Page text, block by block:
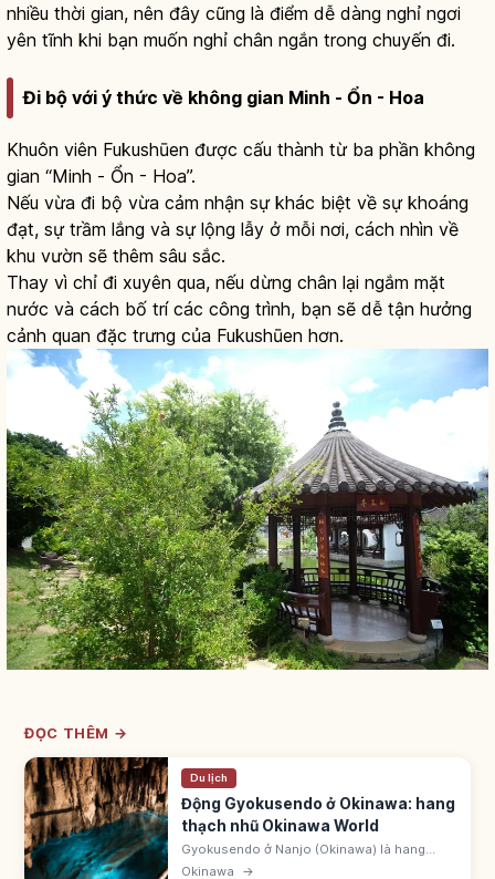
nhiều thời gian, nên đây cũng là điểm dễ dàng nghỉ ngơi
yên tĩnh khi bạn muốn nghỉ chân ngắn trong chuyến đi.
Đi bộ với ý thức về không gian Minh - Ổn - Hoa
Khuôn viên Fukushūen được cấu thành từ ba phần không
gian “Minh - Ổn - Hoa”.
Nếu vừa đi bộ vừa cảm nhận sự khác biệt về sự khoáng
đạt, sự trầm lắng và sự lộng lẫy ở mỗi nơi, cách nhìn về
khu vườn sẽ thêm sâu sắc.
Thay vì chỉ đi xuyên qua, nếu dừng chân lại ngắm mặt
nước và cách bố trí các công trình, bạn sẽ dễ tận hưởng
cảnh quan đặc trưng của Fukushūen hơn.
ĐỌC THÊM →
Du lịch
Động Gyokusendo ở Okinawa: hang
thạch nhũ Okinawa World
Gyokusendo ở Nanjo (Okinawa) là hang
thạch nhũ dài 5.000m trong Okinawa World,
Okinawa →